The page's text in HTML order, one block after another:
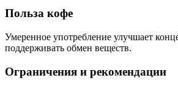
Польза кофе
Умеренное употребление улучшает
поддерживать обмен веществ.
Ограничения и рекомендации